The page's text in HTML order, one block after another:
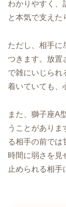
わかりやすく、
と本気で支えた
ただし、相手に
つきます。放置
で雑にいじられ
着いていても、
また、獅子座A
うことがあり
る相手の前では
時間に弱さを見
止められる相手